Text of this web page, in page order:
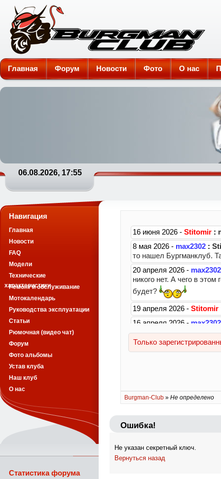
Burgman-Club
Главная Форум Новости Фото О нас
06.08.2026, 17:55
Burgman-Club » Не определено
Ошибка!
Не указан секретный ключ.
Вернуться назад
Навигация
Главная
Новости
FAQ
Модели
Технические
характеристики
Ремонт и обслуживание
Мотокалендарь
Руководства эксплуатации
Статьи
Рюмочная (видео чат)
Форум
Фото альбомы
Устав клуба
Наш клуб
О нас
Статистика форума